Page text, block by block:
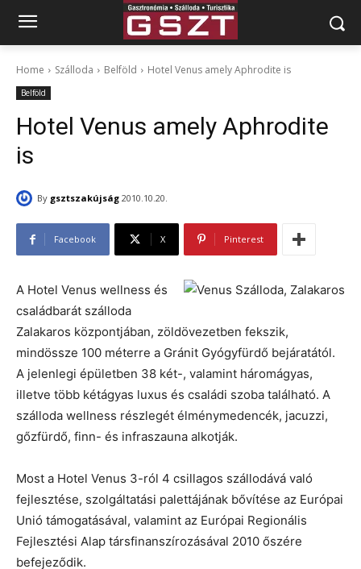
Home Szálloda Belföld Hotel Venus amely Aphrodite is
Belföld
Hotel Venus amely Aphrodite
is
By gsztszakújság 2010.10.20.
Facebook X Pinterest
A Hotel Venus wellness és
családbarát szálloda
Zalakaros központjában, zöldövezetben fekszik,
mindössze 100 méterre a Gránit Gyógyfürdő bejáratától.
A jelenlegi épületben 38 két-, valamint háromágyas,
illetve több kétágyas luxus és családi szoba található. A
szálloda wellness részlegét élménymedencék, jacuzzi,
gőzfürdő, finn- és infraszauna alkotják.
Most a Hotel Venus 3-ról 4 csillagos szállodává való
fejlesztése, szolgáltatási palettájának bővítése az Európai
Unió támogatásával, valamint az Európai Regionális
Fejlesztési Alap társfinanszírozásával 2010 őszére
befejeződik.